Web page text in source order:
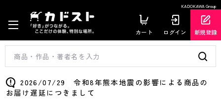
KADOKAWA Group
カート ログイン 新規登録
2026/07/29 令和8年熊本地震の影響による商品の
お届け遅延につきまして